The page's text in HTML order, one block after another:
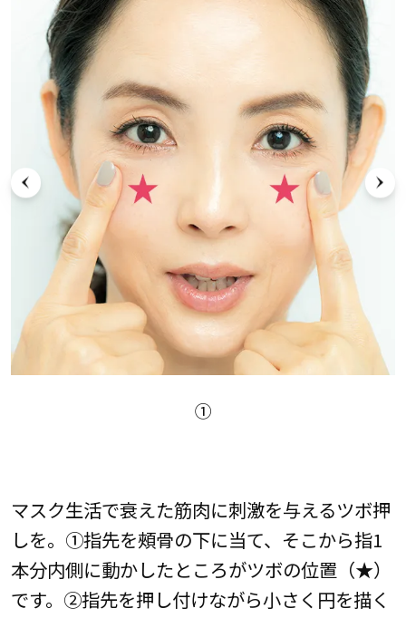
①
マスク生活で衰えた筋肉に刺激を与えるツボ押
しを。①指先を頰骨の下に当て、そこから指1
本分内側に動かしたところがツボの位置（★）
です。②指先を押し付けながら小さく円を描く